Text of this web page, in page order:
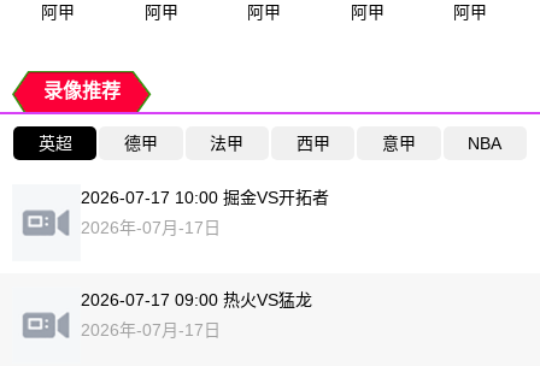
阿甲 阿甲 阿甲 阿甲 阿甲
录像推荐
英超 德甲 法甲 西甲 意甲 NBA
2026-07-17 10:00 掘金VS开拓者
2026年-07月-17日
2026-07-17 09:00 热火VS猛龙
2026年-07月-17日